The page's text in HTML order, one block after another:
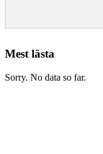
Mest lästa
Sorry. No data so far.